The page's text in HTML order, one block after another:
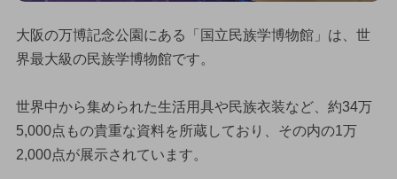
大阪の万博記念公園にある「国立民族学博物館」は、世
界最大級の民族学博物館です。
世界中から集められた生活用具や民族衣装など、約34万
5,000点もの貴重な資料を所蔵しており、その内の1万
2,000点が展示されています。